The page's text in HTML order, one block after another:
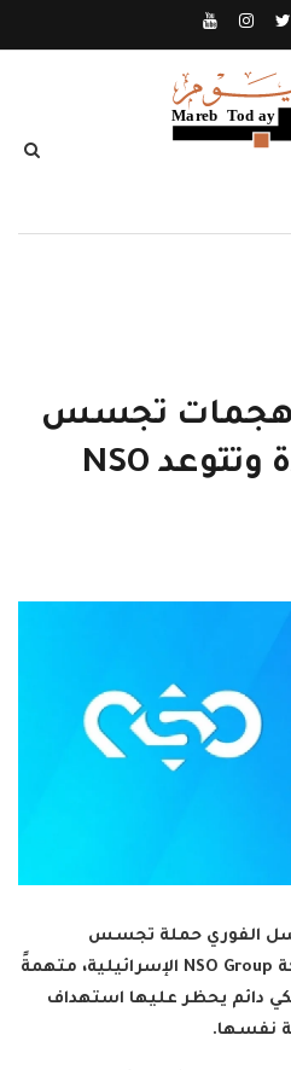
هجمات تجسس
إسرائيلية جديدة وتتوعد NSO
الفوري حملة تجسس
إلكتروني جديدة مرتبطة بشركة NSO Group الإسرائيلية، متهمةً
دائم يحظر عليها استهداف
نفسها.